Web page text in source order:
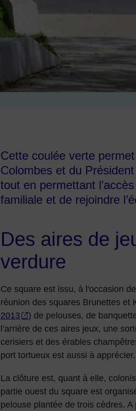
Cette coulée verte
Colombes et du
tout en permettant
familiale et de rejoindre
Des aires de
verdure
Ce square est issu, à l'occasion
réunion des squares Brunettes et
2013
) de pelouses, de
l’arrière de ces aires jeux, une
cerisiers et des érables
port tortueux est aussi à apprécier.
La clôture est, quant à elle,
partie ouest du square est
pelouse plantée de trois cèdres.